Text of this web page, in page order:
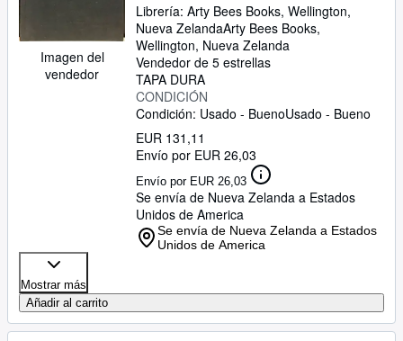
Imagen del
vendedor
Librería: Arty Bees Books, Wellington,
Nueva ZelandaArty Bees Books,
Wellington, Nueva Zelanda
Vendedor de 5 estrellas
TAPA DURA
CONDICIÓN
Condición: Usado - BuenoUsado - Bueno
EUR 131,11
Envío por EUR 26,03
Envío por EUR 26,03
Se envía de Nueva Zelanda a Estados
Unidos de America
Se envía de Nueva Zelanda a Estados
Unidos de America
Mostrar más
Añadir al carrito